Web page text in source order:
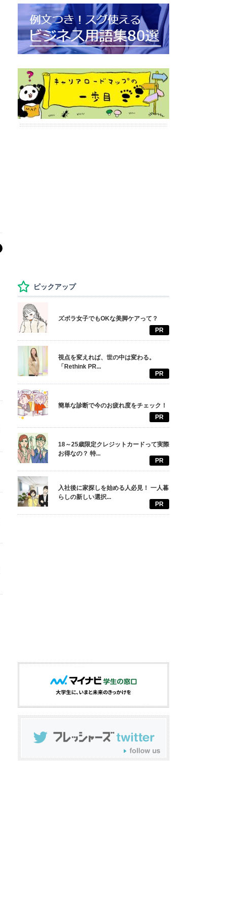
ピックアップ
ズボラ女子でもOKな美脚ケアって？
PR
視点を変えれば、世の中は変わる。
「Rethink PR...
PR
簡単な診断で今のお疲れ度をチェック！
PR
18～25歳限定クレジットカードって実際
お得なの？ 特...
PR
入社後に家探しを始める人必見！ 一人暮
らしの新しい選択...
PR